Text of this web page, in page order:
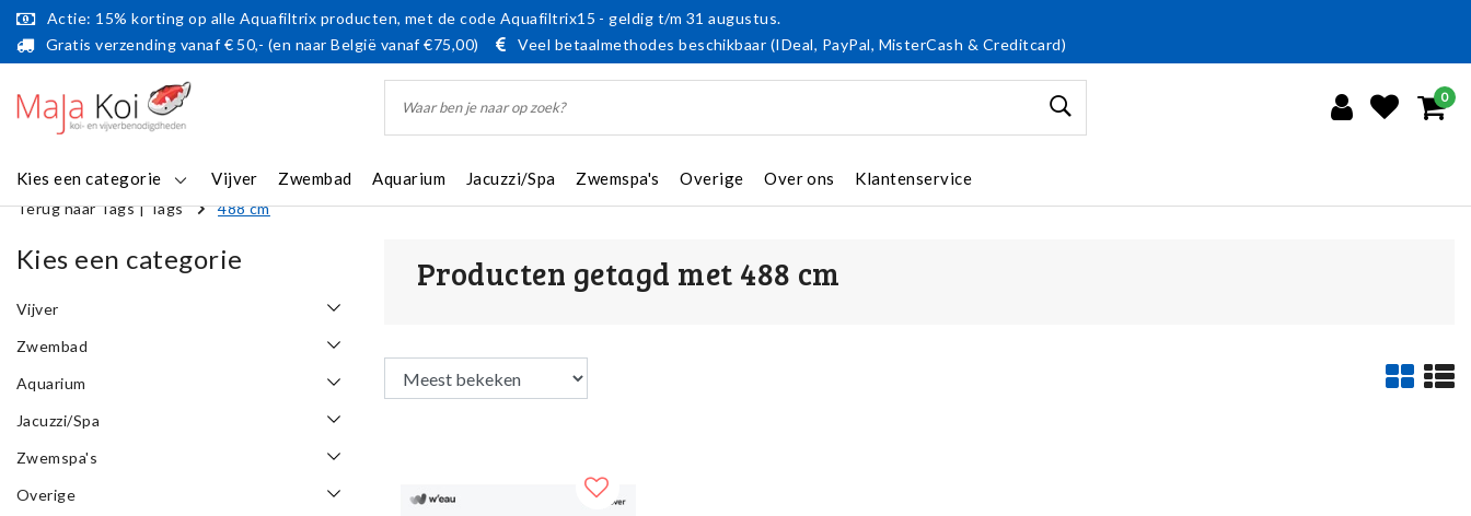
Actie: 15% korting op alle Aquafiltrix producten, met de code Aquafiltrix15 - geldig t/m 31 augustus.
Gratis verzending vanaf € 50,- (en naar België vanaf €75,00)
Veel betaalmethodes beschikbaar (IDeal, PayPal, MisterCash & Creditcard)
0
Kies een categorie Vijver Zwembad Aquarium Jacuzzi/Spa Zwemspa's Overige Over ons Klantenservice
Terug naar Tags|Tags 488 cm
Kies een categorie
Vijver
Zwembad
Aquarium
Jacuzzi/Spa
Zwemspa's
Overige
Producten getagd met 488 cm